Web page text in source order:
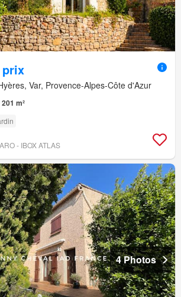
prix
Var, Provence-Alpes-Côte d'Azur
201 m²
- IBOX ATLAS
4 Photos